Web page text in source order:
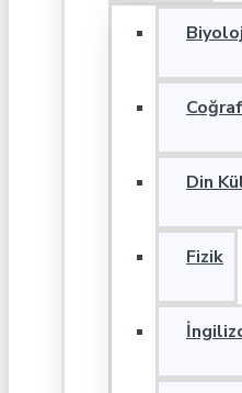
Din
Fizik